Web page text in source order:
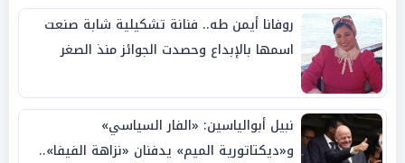
روفانا أيمن طه.. فنانة تشكيلية شابة صنعت
اسمها بالإبداع وحصدت الجوائز منذ الصغر
نبيل أبوالياسين: «الفار السياسي»
و«ديكتاتورية الميم» يدفنان «نزاهة الفيفا»..